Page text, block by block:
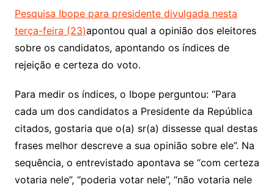
Pesquisa Ibope para presidente divulgada nesta
terça-feira (23)apontou qual a opinião dos eleitores
sobre os candidatos, apontando os índices de
rejeição e certeza do voto.
Para medir os índices, o Ibope perguntou: “Para
cada um dos candidatos a Presidente da República
citados, gostaria que o(a) sr(a) dissesse qual destas
frases melhor descreve a sua opinião sobre ele”. Na
sequência, o entrevistado apontava se “com certeza
votaria nele”, “poderia votar nele”, “não votaria nele